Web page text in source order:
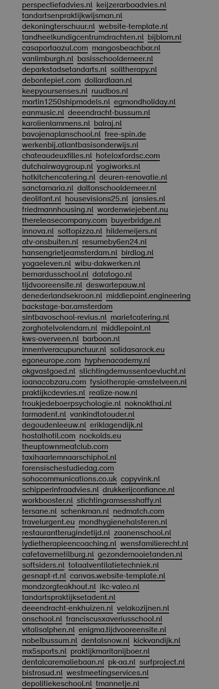
perspectiefadvies.nl
keijzerarboadvies.nl
tandartsenpraktijkwijsman.nl
dekoningterschuur.nl website-template.nl
tandheelkundigcentrumdrachten.nl
bijblom.nl
casaportaazul.com mangosbeachbar.nl
vanlimburgh.nl
basisschooldemeer.nl
deparkstadsetandarts.nl soiltherapy.nl
debontepiet.com dollardlaan.nl
keepyoursenses.nl ruudbos.nl
martin1250shipmodels.nl egmondholiday.nl
eanmusic.nl deeendracht-bussum.nl
karolienlammens.nl
balraj.nl
bavojenaplanschool.nl free-spin.de
werkenbij.atlantbasisonderwijs.nl
chateaudeuxfilles.nl
hoteloxfordsc.com
dutchairwaygroup.nl yogiworks.nl
hotkitchencatering.nl deuren-renovatie.nl
sanctamaria.nl daltonschooldemeer.nl
deolifant.nl
housevisions25.nl jansies.nl
friedmannhousing.nl wordenwiejebent.nu
thereleasecompany.com
buyerbridge.nl
innova.nl sottopizza.nl
hildemeijers.nl
atv-onsbuiten.nl resumeby6en24.nl
hansengrietjeamsterdam.nl
birdlog.nl
yogaeleven.nl wibu-dakwerken.nl
bernardusschool.nl datatogo.nl
tijdvooreensite.nl deswartepauw.nl
denederlandsekroon.nl middlepoint.engineering
backstage-bar.amsterdam
sintbavoschool-revius.nl marietcatering.nl
zorghotelvolendam.nl middlepoint.nl
kws-overveen.nl
barboon.nl
innerriveracupunctuur.nl solidasarock.eu
egoneurope.com
hyphenacademy.nl
okgvastgoed.nl stichtingdemussentoevlucht.nl
ioanacobzaru.com fysiotherapie-amstelveen.nl
praktijkcdevries.nl realize-now.nl
froukjedeboerpsychologie.nl noknokthai.nl
farmadent.nl vankindtotouder.nl
degoudenleeuw.nl eriklagendijk.nl
hostalhotil.com nockolds.eu
theuptownmeatclub.com
taxihaarlemnaarschiphol.nl
forensischestudiedag.com
sohocommunications.co.uk copyvink.nl
schipperinfraadvies.nl drukkerijconfiance.nl
workbooster.nl stichtingramsesshaffy.nl
tersane.nl schenkman.nl nedmatch.com
travelurgent.eu
mondhygienehalsteren.nl
restaurantterugindetijd.nl zaanenschool.nl
lydietherapieencoaching.nl wensfamilierecht.nl
cafetavernetilburg.nl gezondemooietanden.nl
softsiders.nl totaalventilatietechniek.nl
gesnapt-rt.nl canvas.website-template.nl
mondzorgteakhout.nl ikc-valeo.nl
tandartspraktijksetadent.nl
deeendracht-enkhuizen.nl velakozijnen.nl
onschool.nl franciscusxaveriusschool.nl
vitalisalphen.nl enigma.tijdvooreensite.nl
nobelbussum.nl dentalsnow.nl
kickvandijk.nl
mx5sports.nl praktijkmaritanijboer.nl
dentalcaremaliebaan.nl pk-aa.nl surfproject.nl
bistrosud.nl westmeetingservices.nl
depolitiekeschool.nl tmannetje.nl